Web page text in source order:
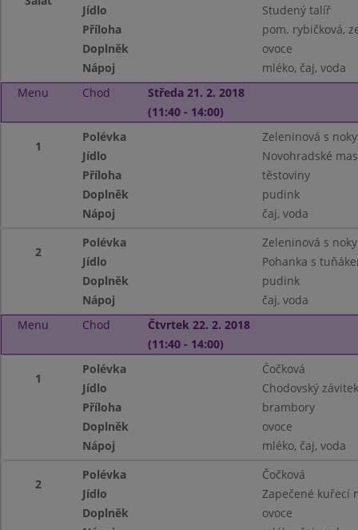
Jídlo
Studený talíř
Příloha
pom. rybičková,
Doplněk
ovoce
Nápoj
mléko, čaj, voda
Menu
Chod
Středa 21. 2. 2018
(11:40 - 14:00)
1
Polévka
Zeleninová s noky
Jídlo
Novohradské
Příloha
těstoviny
Doplněk
pudink
Nápoj
čaj, voda
2
Polévka
Zeleninová s noky
Jídlo
Pohanka s
Doplněk
pudink
Nápoj
čaj, voda
Menu
Chod
Čtvrtek 22. 2. 2018
(11:40 - 14:00)
1
Polévka
Čočková
Jídlo
Chodovský závitek
Příloha
brambory
Doplněk
ovoce
Nápoj
mléko, čaj, voda
2
Polévka
Čočková
Jídlo
Zapečené kuřecí
Doplněk
ovoce